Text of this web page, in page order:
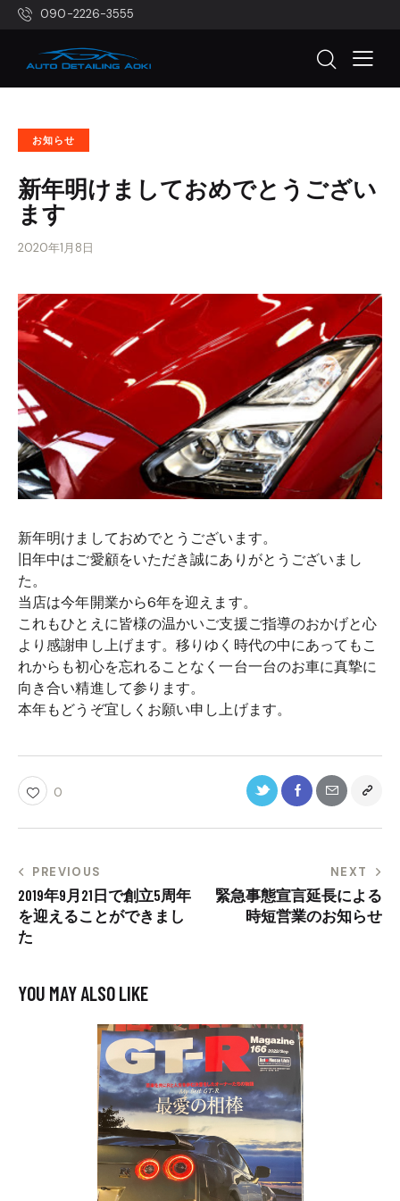
090-2226-3555
お知らせ
新年明けましておめでとうござい
ます
2020年1月8日
新年明けましておめでとうございます。
旧年中はご愛顧をいただき誠にありがとうございまし
た。
当店は今年開業から6年を迎えます。
これもひとえに皆様の温かいご支援ご指導のおかげと心
より感謝申し上げます。移りゆく時代の中にあってもこ
れからも初心を忘れることなく一台一台のお車に真摯に
向き合い精進して参ります。
本年もどうぞ宜しくお願い申し上げます。
0
PREVIOUS
2019年9月21日で創立5周年
を迎えることができまし
た
NEXT
緊急事態宣言延長による
時短営業のお知らせ
YOU MAY ALSO LIKE